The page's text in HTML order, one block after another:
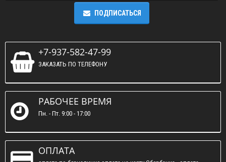
ПОДПИСАТЬСЯ
+7-937-582-47-99
ЗАКАЗАТЬ ПО ТЕЛЕФОНУ
РАБОЧЕЕ ВРЕМЯ
Пн. - Пт. 9:00 - 17:00
ОПЛАТА